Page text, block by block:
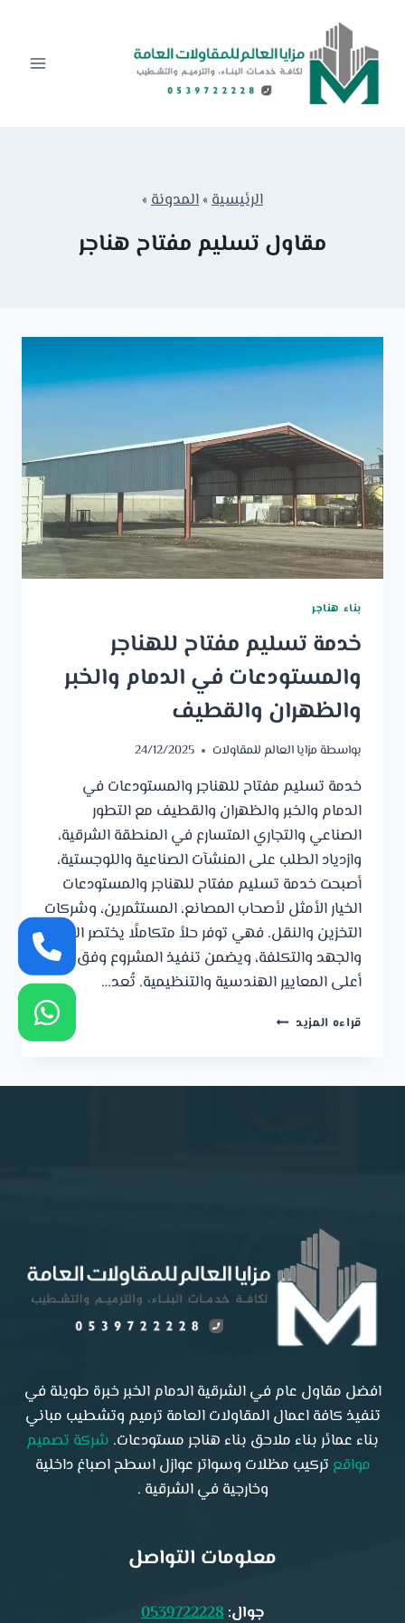
المحتوى
الرئيسية»المدونة»
مقاول تسليم مفتاح هناجر
بناء هناجر
خدمة تسليم مفتاح للهناجر
والمستودعات في الدمام والخبر
والظهران والقطيف
بواسطة مزايا العالم للمقاولات 24/12/2025
خدمة تسليم مفتاح للهناجر والمستودعات في
الدمام والخبر والظهران والقطيف مع التطور
الصناعي والتجاري المتسارع في المنطقة الشرقية،
وازدياد الطلب على المنشآت الصناعية واللوجستية،
أصبحت خدمة تسليم مفتاح للهناجر والمستودعات
الخيار الأمثل لأصحاب المصانع، المستثمرين، وشركات
التخزين والنقل. فهي توفر حلاً متكاملًا يختصر الوقت
والجهد والتكلفة، ويضمن تنفيذ المشروع وفق
أعلى المعايير الهندسية والتنظيمية. تُعد…
قراءه المزيد خدمة
افضل مقاول عام في الشرقية الدمام الخبر خبرة طويلة في
تنفيذ كافة اعمال المقاولات العامة ترميم وتشطيب مباني
بناء عمائر بناء ملاحق بناء هناجر مستودعات. شركة تصميم
مواقع تركيب مظلات وسواتر عوازل اسطح اصباغ داخلية
وخارجية في الشرقية .
معلومات التواصل
جوال:0539722228